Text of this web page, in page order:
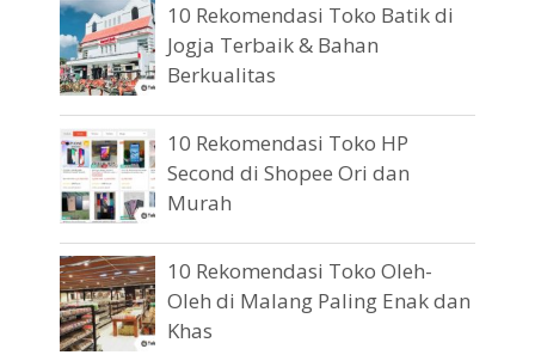
10 Rekomendasi Toko Batik di
Jogja Terbaik & Bahan
Berkualitas
10 Rekomendasi Toko HP
Second di Shopee Ori dan
Murah
10 Rekomendasi Toko Oleh-
Oleh di Malang Paling Enak dan
Khas